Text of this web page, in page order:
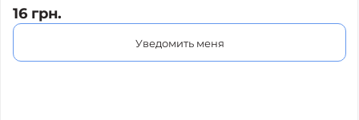
16 грн.
Уведомить меня